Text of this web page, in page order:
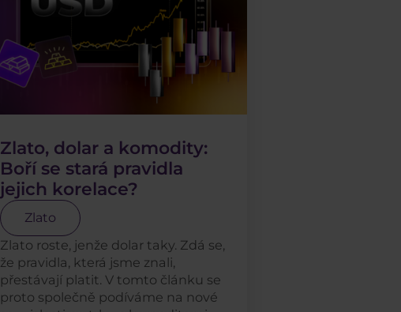
Zlato, dolar a komodity:
Boří se stará pravidla
jejich korelace?
Zlato
Zlato roste, jenže dolar taky. Zdá se,
že pravidla, která jsme znali,
přestávají platit. V tomto článku se
proto společně podíváme na nové